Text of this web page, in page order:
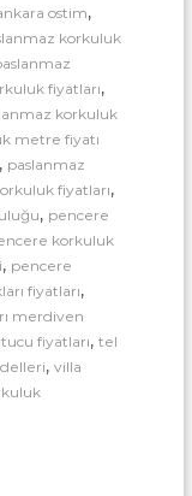
ostim,
korkuluk
fiyatları,
korkuluk
metre fiyatı
, paslanmaz
fiyatları,
, pencere
korkuluk
, pencere
fiyatları,
merdiven
fiyatları, tel
, villa